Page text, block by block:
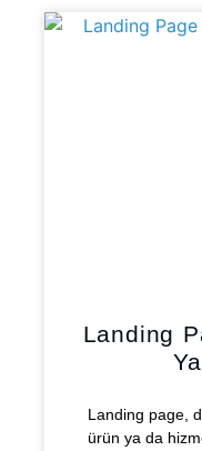
Landing
Landing page,
ürün ya da